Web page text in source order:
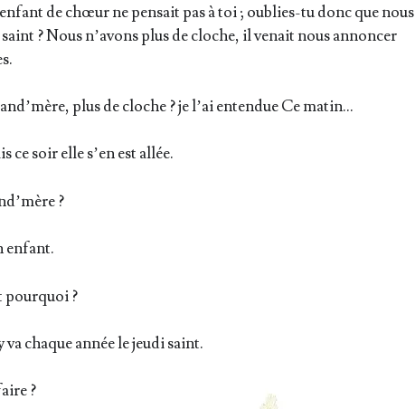
de chœur ne pen­sait pas à toi ; oublies-tu donc que nous
? Nous n’a­vons plus de cloche, il venait nous annon­cer
plus de cloche ? je l’ai enten­due Ce matin…
ce soir elle s’en est allée.
?
enfant.
?
chaque année le jeu­di saint.
?